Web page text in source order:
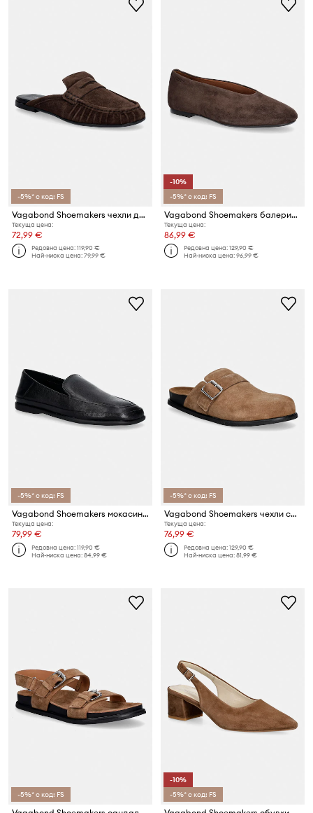
-5%* с код: FS
Vagabond Shoemakers чехли дамски от велур ALEYA
Текуща цена:
72,99 €
Редовна цена:119,90 €
Най-ниска цена:79,99 €
-10%
-5%* с код: FS
Vagabond Shoemakers балеринки от велур ALEYA
Текуща цена:
86,99 €
Редовна цена:129,90 €
Най-ниска цена:96,99 €
-5%* с код: FS
Vagabond Shoemakers мокасини дамски от кожа SAMMIE
Текуща цена:
79,99 €
Редовна цена:119,90 €
Най-ниска цена:84,99 €
-5%* с код: FS
Vagabond Shoemakers чехли сабо дамски от велур EFFIE
Текуща цена:
76,99 €
Редовна цена:129,90 €
Най-ниска цена:81,99 €
-5%* с код: FS
-10%
-5%* с код: FS